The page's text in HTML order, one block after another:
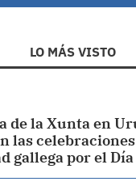
LO MÁS VISTO
de la Xunta en
las
gallega por el